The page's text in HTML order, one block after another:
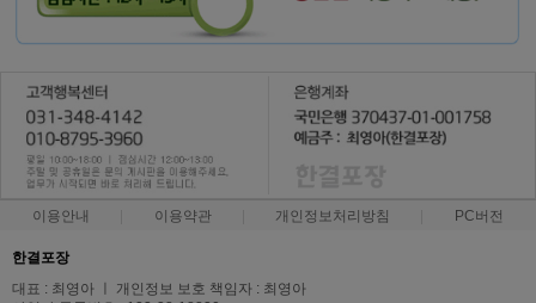
이용안내 이용약관 개인정보처리방침 PC버전
한결포장
대표 : 최영아 ㅣ 개인정보 보호 책임자 : 최영아